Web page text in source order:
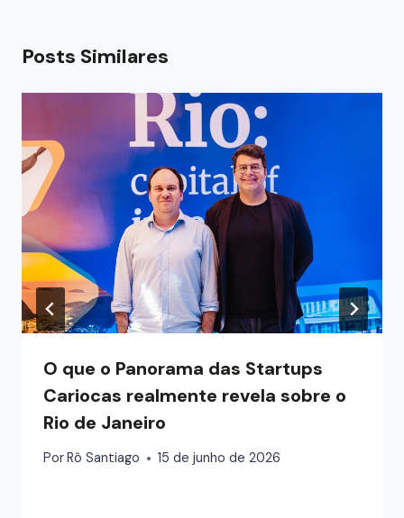
Posts Similares
O que o Panorama das Startups
Cariocas realmente revela sobre o
Rio de Janeiro
Por Rô Santiago 15 de junho de 2026